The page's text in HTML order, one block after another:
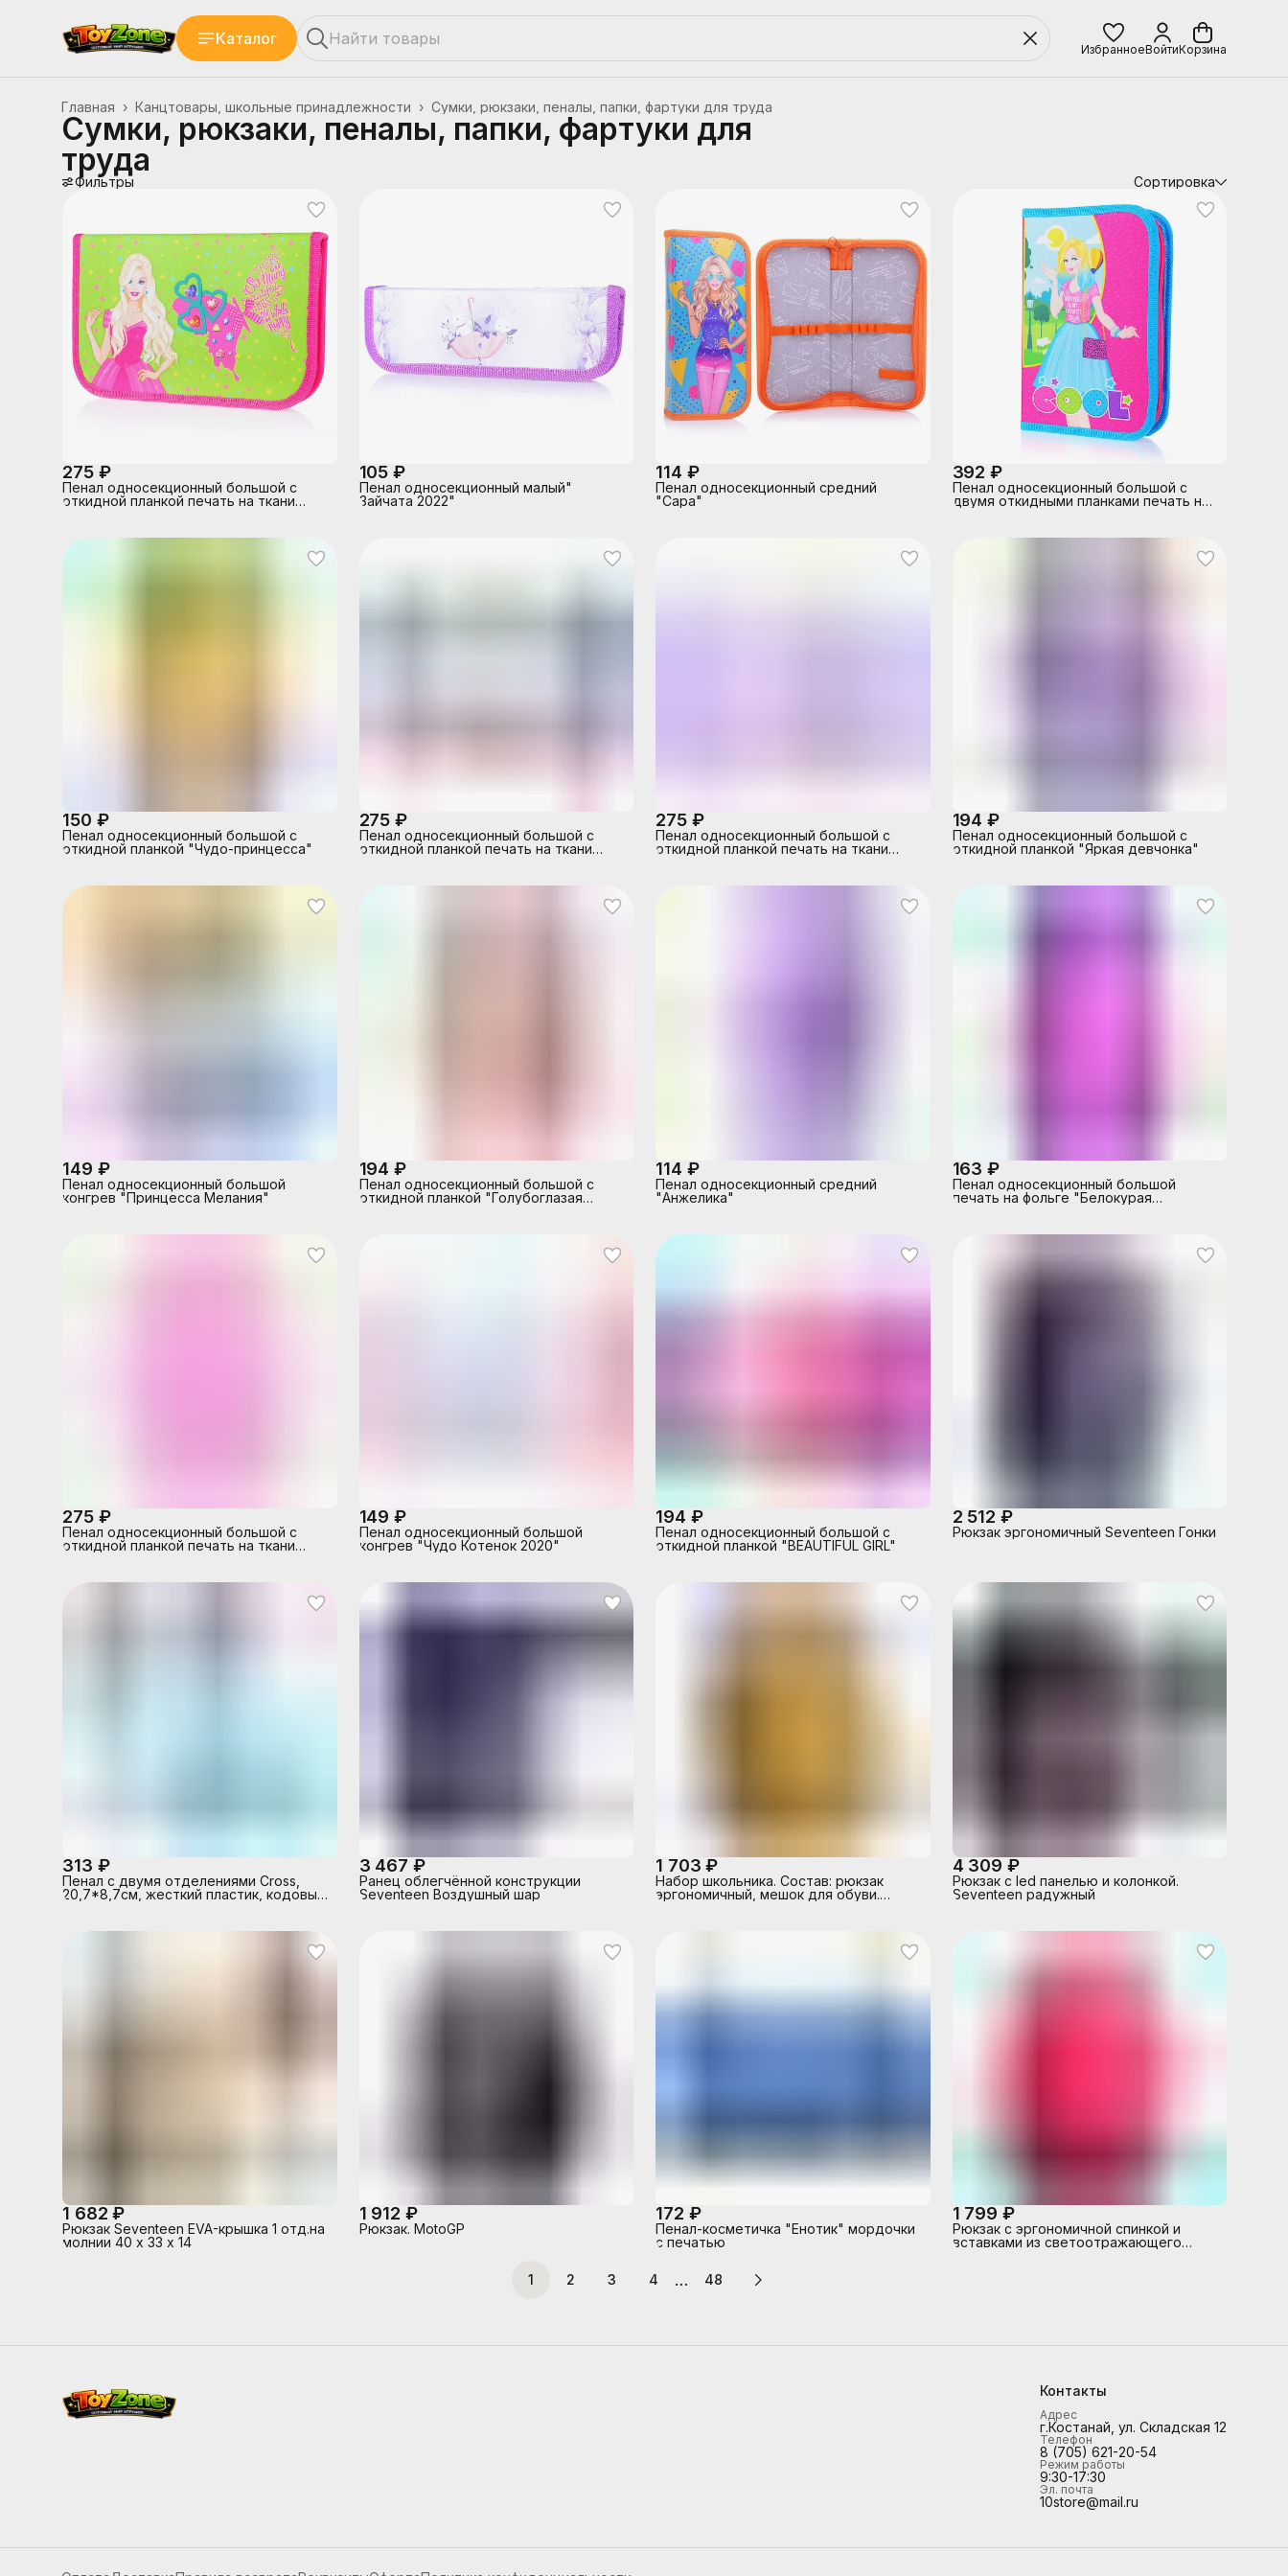
Каталог
ИзбранноеВойтиКорзина
Сумки, рюкзаки, пеналы, папки, фартуки для труда
Канцтовары, школьные принадлежности ›
Главная ›
Сумки, рюкзаки, пеналы, папки, фартуки для
труда
Фильтры Сортировка
275 ₽
Пенал односекционный большой с
откидной планкой печать на ткани
105 ₽
Пенал односекционный малый"
Зайчата 2022"
114 ₽
Пенал односекционный средний
"Сара"
392 ₽
Пенал односекционный большой с
двумя откидными планками печать на
150 ₽
Пенал односекционный большой с
откидной планкой "Чудо-принцесса"
275 ₽
Пенал односекционный большой с
откидной планкой печать на ткани
275 ₽
Пенал односекционный большой с
откидной планкой печать на ткани
194 ₽
Пенал односекционный большой с
откидной планкой "Яркая девчонка"
149 ₽
Пенал односекционный большой
конгрев "Принцесса Мелания"
194 ₽
Пенал односекционный большой с
откидной планкой "Голубоглазая
114 ₽
Пенал односекционный средний
"Анжелика"
163 ₽
Пенал односекционный большой
печать на фольге "Белокурая
275 ₽
Пенал односекционный большой с
откидной планкой печать на ткани
149 ₽
Пенал односекционный большой
конгрев "Чудо Котенок 2020"
194 ₽
Пенал односекционный большой с
откидной планкой "BEAUTIFUL GIRL"
2 512 ₽
Рюкзак эргономичный Seventeen Гонки
313 ₽
Пенал с двумя отделениями Cross,
20,7*8,7см, жесткий пластик, кодовый
3 467 ₽
Ранец облегчённой конструкции
Seventeen Воздушный шар
1 703 ₽
Набор школьника. Состав: рюкзак
эргономичный, мешок для обуви.
4 309 ₽
Рюкзак с led панелью и колонкой.
Seventeen радужный
1 682 ₽
Рюкзак Seventeen EVA-крышка 1 отд.на
молнии 40 х 33 х 14
1 912 ₽
Рюкзак. MotoGP
172 ₽
Пенал-косметичка "Енотик" мордочки
с печатью
1 799 ₽
Рюкзак с эргономичной спинкой и
вставками из светоотражающего
1
2 3 4 … 48
Контакты
Адрес
г.Костанай, ул. Складская 12
Телефон
8 (705) 621-20-54
Режим работы
9:30-17:30
Эл. почта
10store@mail.ru